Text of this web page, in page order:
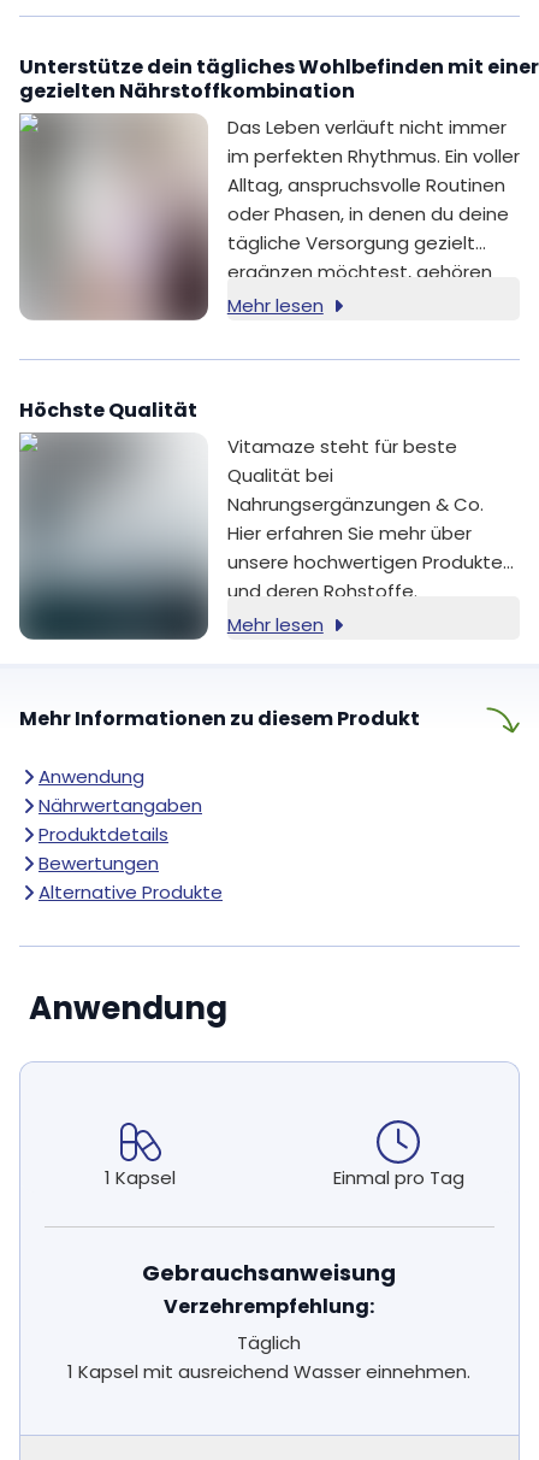
(Vitamin B6), Calcium-L-
Cyanocobalamin (Vitamin B12).
Unterstütze dein tägliches Wohlbefinden mit
gezielten Nährstoffkombination
Das Leben verläuft nicht immer
im perfekten Rhythmus. Ein voller
Alltag, anspruchsvolle Routinen
oder Phasen, in denen du deine
tägliche Versorgung gezielt
ergänzen möchtest, gehören
für viele Menschen dazu.
Mehr lesen
Höchste Qualität
Vitamaze steht für beste
Qualität bei
Nahrungsergänzungen & Co.
Hier erfahren Sie mehr über
unsere hochwertigen Produkte
und deren Rohstoffe.
Mehr lesen
Mehr Informationen zu diesem Produkt
Anwendung
Nährwertangaben
Produktdetails
Bewertungen
Alternative Produkte
Anwendung
1 Kapsel Einmal pro Tag
Gebrauchsanweisung
Verzehrempfehlung:
Täglich
1 Kapsel mit ausreichend Wasser einnehmen.